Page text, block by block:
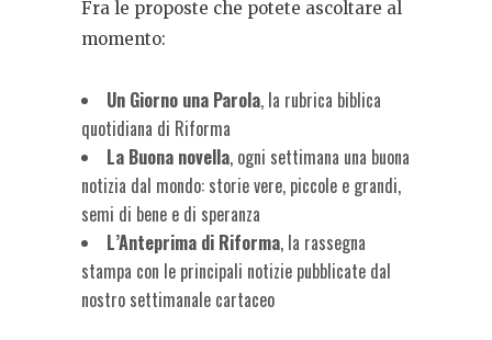
Fra le proposte che potete ascoltare al
momento:
Un Giorno una Parola, la rubrica biblica
quotidiana di Riforma
La Buona novella, ogni settimana una buona
notizia dal mondo: storie vere, piccole e grandi,
semi di bene e di speranza
L’Anteprima di Riforma, la rassegna
stampa con le principali notizie pubblicate dal
nostro settimanale cartaceo